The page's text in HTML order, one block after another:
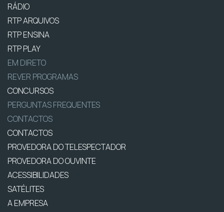
RÁDIO
RTP ARQUIVOS
RTP ENSINA
RTP PLAY
EM DIRETO
REVER PROGRAMAS
CONCURSOS
PERGUNTAS FREQUENTES
CONTACTOS
CONTACTOS
PROVEDORA DO TELESPECTADOR
PROVEDORA DO OUVINTE
ACESSIBILIDADES
SATÉLITES
A EMPRESA